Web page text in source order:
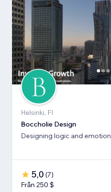
Helsinki, FI
Boccholie Design
Designing logic and emotion
5,0 (7)
Från 250 $